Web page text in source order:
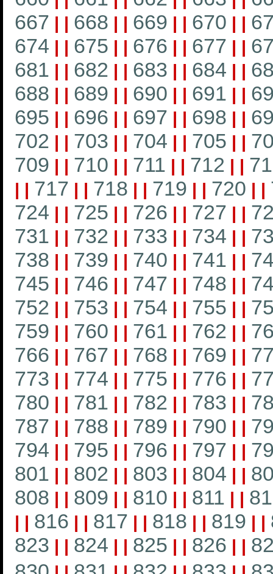
667 | | 668 | | 669 | | 670 | |
674 | | 675 | | 676 | | 677 | |
681 | | 682 | | 683 | | 684 | |
688 | | 689 | | 690 | | 691 | |
695 | | 696 | | 697 | | 698 | |
702 | | 703 | | 704 | | 705 | |
709 | | 710 | | 711 | | 712 | |
| | 717 | | 718 | | 719 | | 720 | |
724 | | 725 | | 726 | | 727 | |
731 | | 732 | | 733 | | 734 | |
738 | | 739 | | 740 | | 741 | |
745 | | 746 | | 747 | | 748 | |
752 | | 753 | | 754 | | 755 | |
759 | | 760 | | 761 | | 762 | |
766 | | 767 | | 768 | | 769 | |
773 | | 774 | | 775 | | 776 | |
780 | | 781 | | 782 | | 783 | |
787 | | 788 | | 789 | | 790 | |
794 | | 795 | | 796 | | 797 | |
801 | | 802 | | 803 | | 804 | |
808 | | 809 | | 810 | | 811 | |
| | 816 | | 817 | | 818 | | 819 | |
823 | | 824 | | 825 | | 826 | |